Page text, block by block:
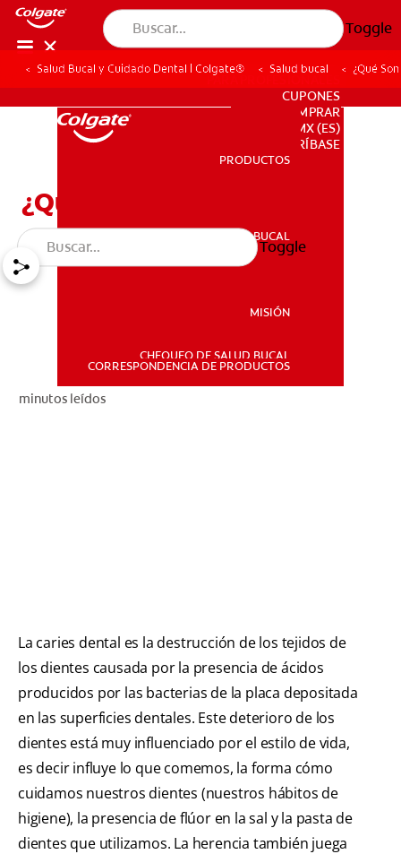
Toggle
PRODUCTOS
SALUD BUCAL
MX (ES)
PARA PROFESIONALES
CUPONES
DONDE COMPRAR
MX (ES)
SUSCRÍBASE
PRODUCTOS
SALUD BUCAL
MISIÓN
CHEQUEO DE SALUD BUCAL
CORRESPONDENCIA DE PRODUCTOS
Toggle
Salud Bucal y Cuidado Dental | Colgate® Salud bucal ¿Qué
¿Qué Son Las Caries?
minutos leídos
La caries dental es la destrucción de los tejidos de
los dientes causada por la presencia de ácidos
producidos por las bacterias de la placa depositada
en las superficies dentales. Este deterioro de los
dientes está muy influenciado por el estilo de vida,
es decir influye lo que comemos, la forma cómo
cuidamos nuestros dientes (nuestros hábitos de
higiene), la presencia de flúor en la sal y la pasta de
dientes que utilizamos. La herencia también juega